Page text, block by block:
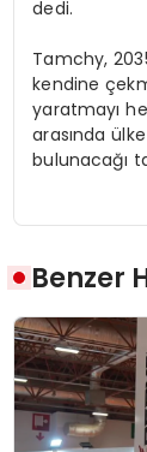
dedi.
Tamchy,
kendine
yaratmayı
arasında
bulunacağı
Benzer